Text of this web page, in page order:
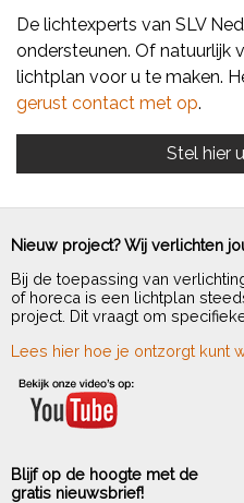
De lichtexperts van SLV
ondersteunen. Of
lichtplan voor u te maken.
gerust contact met op.
Nieuw project? Wij verlichten
Bij de toepassing van
of horeca is een lichtplan
project. Dit vraagt om
Lees hier hoe je ontzorgt kunt
Blijf op de hoogte met de
gratis nieuwsbrief!